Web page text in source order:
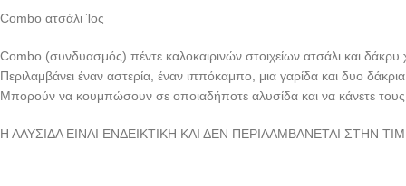
Combo ατσάλι Ίος
Combo (συνδυασμός) πέντε καλοκαιρινών στοιχείων ατσάλι και δάκρυ
Περιλαμβάνει έναν αστερία, έναν ιππόκαμπο, μια γαρίδα και δυο δάκρια
Μπορούν να κουμπώσουν σε οποιαδήποτε αλυσίδα και να κάνετε
Η ΑΛΥΣΙΔΑ ΕΙΝΑΙ ΕΝΔΕΙΚΤΙΚΗ ΚΑΙ ΔΕΝ ΠΕΡΙΛΑΜΒΑΝΕΤΑΙ ΣΤΗΝ